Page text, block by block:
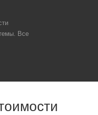
Все